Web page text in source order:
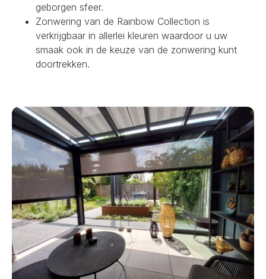
geborgen sfeer.
Zonwering van de Rainbow Collection is
verkrijgbaar in allerlei kleuren waardoor u uw
smaak ook in de keuze van de zonwering kunt
doortrekken.